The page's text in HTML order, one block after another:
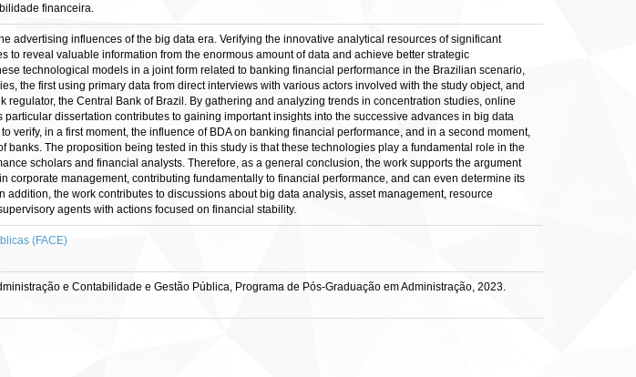
financeira.
advertising influences of the big data era. Verifying the innovative analytical resources of significant
reveal valuable information from the enormous amount of data and achieve better strategic
technological models in a joint form related to banking financial performance in the Brazilian scenario,
the first using primary data from direct interviews with various actors involved with the study object, and
the Central Bank of Brazil. By gathering and analyzing trends in concentration studies, online
dissertation contributes to gaining important insights into the successive advances in big data
verify, in a first moment, the influence of BDA on banking financial performance, and in a second moment,
The proposition being tested in this study is that these technologies play a fundamental role in the
scholars and financial analysts. Therefore, as a general conclusion, the work supports the argument
management, contributing fundamentally to financial performance, and can even determine its
the work contributes to discussions about big data analysis, asset management, resource
agents with actions focused on financial stability.
(FACE)
e Contabilidade e Gestão Pública, Programa de Pós-Graduação em Administração, 2023.